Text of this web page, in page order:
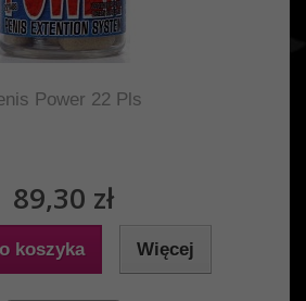
Power 22 Pls
89,30 zł
koszyka Więcej